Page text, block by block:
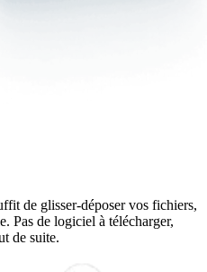
de glisser-déposer vos fichiers,
Pas de logiciel à télécharger,
de suite.